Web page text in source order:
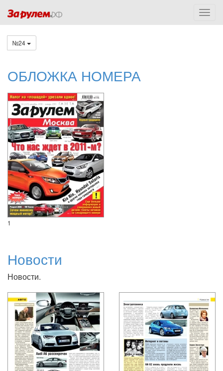
№24
ОБЛОЖКА НОМЕРА
1
Новости
Новости.